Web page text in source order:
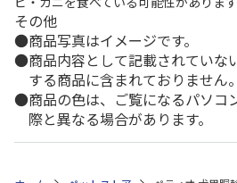
その他
商品写真はイメージです。
商品内容として記載されていな
する商品に含まれておりません。
商品の色は、ご覧になるパソコ
際と異なる場合があります。